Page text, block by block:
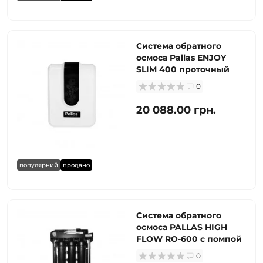
популярний продано
Система обратного
осмоса Pallas ENJOY
SLIM 400 проточный
0
20 088.00 грн.
Система обратного
осмоса PALLAS HIGH
FLOW RO-600 с помпой
0